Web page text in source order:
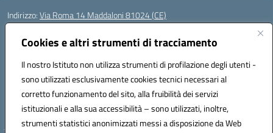
Cookies e altri strumenti di tracciamento
Il nostro Istituto non utilizza strumenti di profilazione degli utenti -
sono utilizzati esclusivamente cookies tecnici necessari al
corretto funzionamento del sito, alla fruibilità dei servizi
istituzionali e alla sua accessibilità – sono utilizzati, inoltre,
strumenti statistici anonimizzati messi a disposizione da Web
Indirizzo:Via Roma 14 Maddaloni 81024 (CE)
Centralino:
Posta elettronica certificata (PEC):ceic8an00r@pec.istruzione.it
Codice fiscale: 80006190617
Codice meccanografico:CEIC8AN00R
Codice Indice delle Pubbliche Amministrazioni (IPA): icmvce
Codice unico di fatturazione (CUF): UFORSV